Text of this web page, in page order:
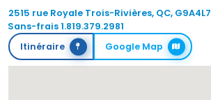
2515 rue Royale Trois-Rivières, QC, G9A4L7
Sans-frais 1.819.379.2981
Itinéraire
Google Map